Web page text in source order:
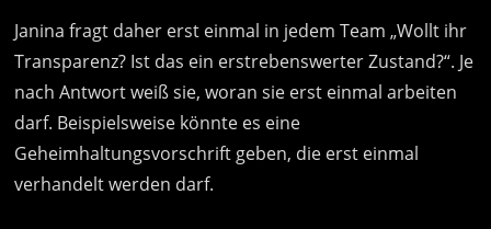
Janina fragt daher erst einmal in jedem Team „Wollt ihr
Transparenz? Ist das ein erstrebenswerter Zustand?“. Je
nach Antwort weiß sie, woran sie erst einmal arbeiten
darf. Beispielsweise könnte es eine
Geheimhaltungsvorschrift geben, die erst einmal
verhandelt werden darf.